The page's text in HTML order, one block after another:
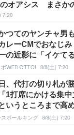
のオアシス まさか
7:20
かつてのヤンチャ男
レーCMでおなじ
の近影に「イケて
てもダンディ」の声
WEB OTTO! 8/8(土) 7:20
、代打の切り札が
1打席にかける集
いうところまで高
スボールキング 8/8(土) 7:20